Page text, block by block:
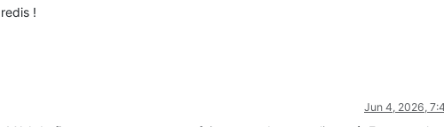
!
Jun 4, 2026,